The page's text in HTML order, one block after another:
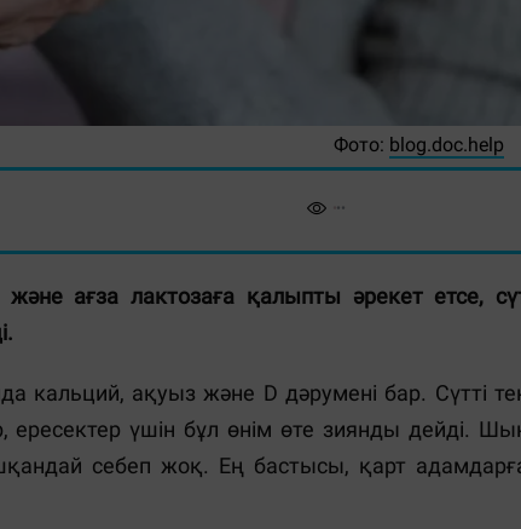
Фото: blog.doc.help
және ағза лактозаға қалыпты әрекет етсе,
кальций, ақуыз және D дәрумені бар. Сүтті
ересектер үшін бұл өнім өте зиянды дейді.
себеп жоқ. Ең бастысы, қарт